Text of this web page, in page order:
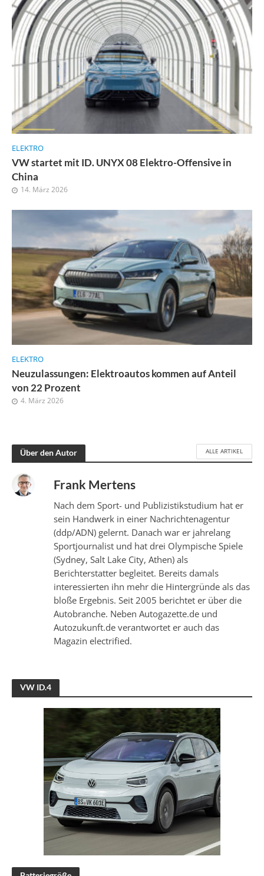
ELEKTRO
VW startet mit ID. UNYX 08 Elektro-Offensive in
China
14. März 2026
ELEKTRO
Neuzulassungen: Elektroautos kommen auf Anteil
von 22 Prozent
4. März 2026
Über den Autor ALLE ARTIKEL
Frank Mertens
Nach dem Sport- und Publizistikstudium hat er
sein Handwerk in einer Nachrichtenagentur
(ddp/ADN) gelernt. Danach war er jahrelang
Sportjournalist und hat drei Olympische Spiele
(Sydney, Salt Lake City, Athen) als
Berichterstatter begleitet. Bereits damals
interessierten ihn mehr die Hintergründe als das
bloße Ergebnis. Seit 2005 berichtet er über die
Autobranche. Neben Autogazette.de und
Autozukunft.de verantwortet er auch das
Magazin electrified.
VW ID.4